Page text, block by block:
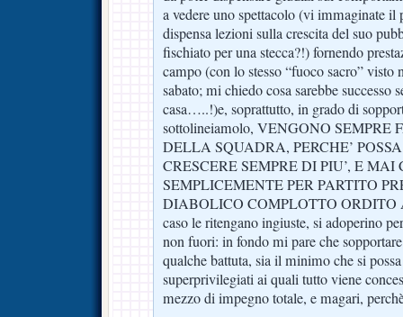
a vedere uno spettacolo (vi immaginate il
dispensa lezioni sulla crescita del suo
fischiato per una stecca?!) fornendo
campo (con lo stesso “fuoco sacro” visto
sabato; mi chiedo cosa sarebbe successo
casa…..!)e, soprattutto, in grado di
sottolineiamolo, VENGONO SEMPRE
DELLA SQUADRA, PERCHE’
CRESCERE SEMPRE DI PIU’, E
SEMPLICEMENTE PER PARTITO
DIABOLICO COMPLOTTO ORDITO
caso le ritengano ingiuste, si adoperino
non fuori: in fondo mi pare che
qualche battuta, sia il minimo che si
superprivilegiati ai quali tutto viene
mezzo di impegno totale, e magari,